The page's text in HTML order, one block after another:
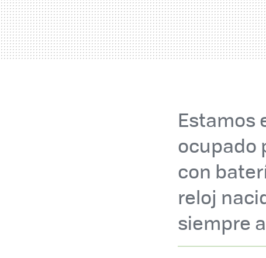
Estamos
ocupado
con
reloj
siempre